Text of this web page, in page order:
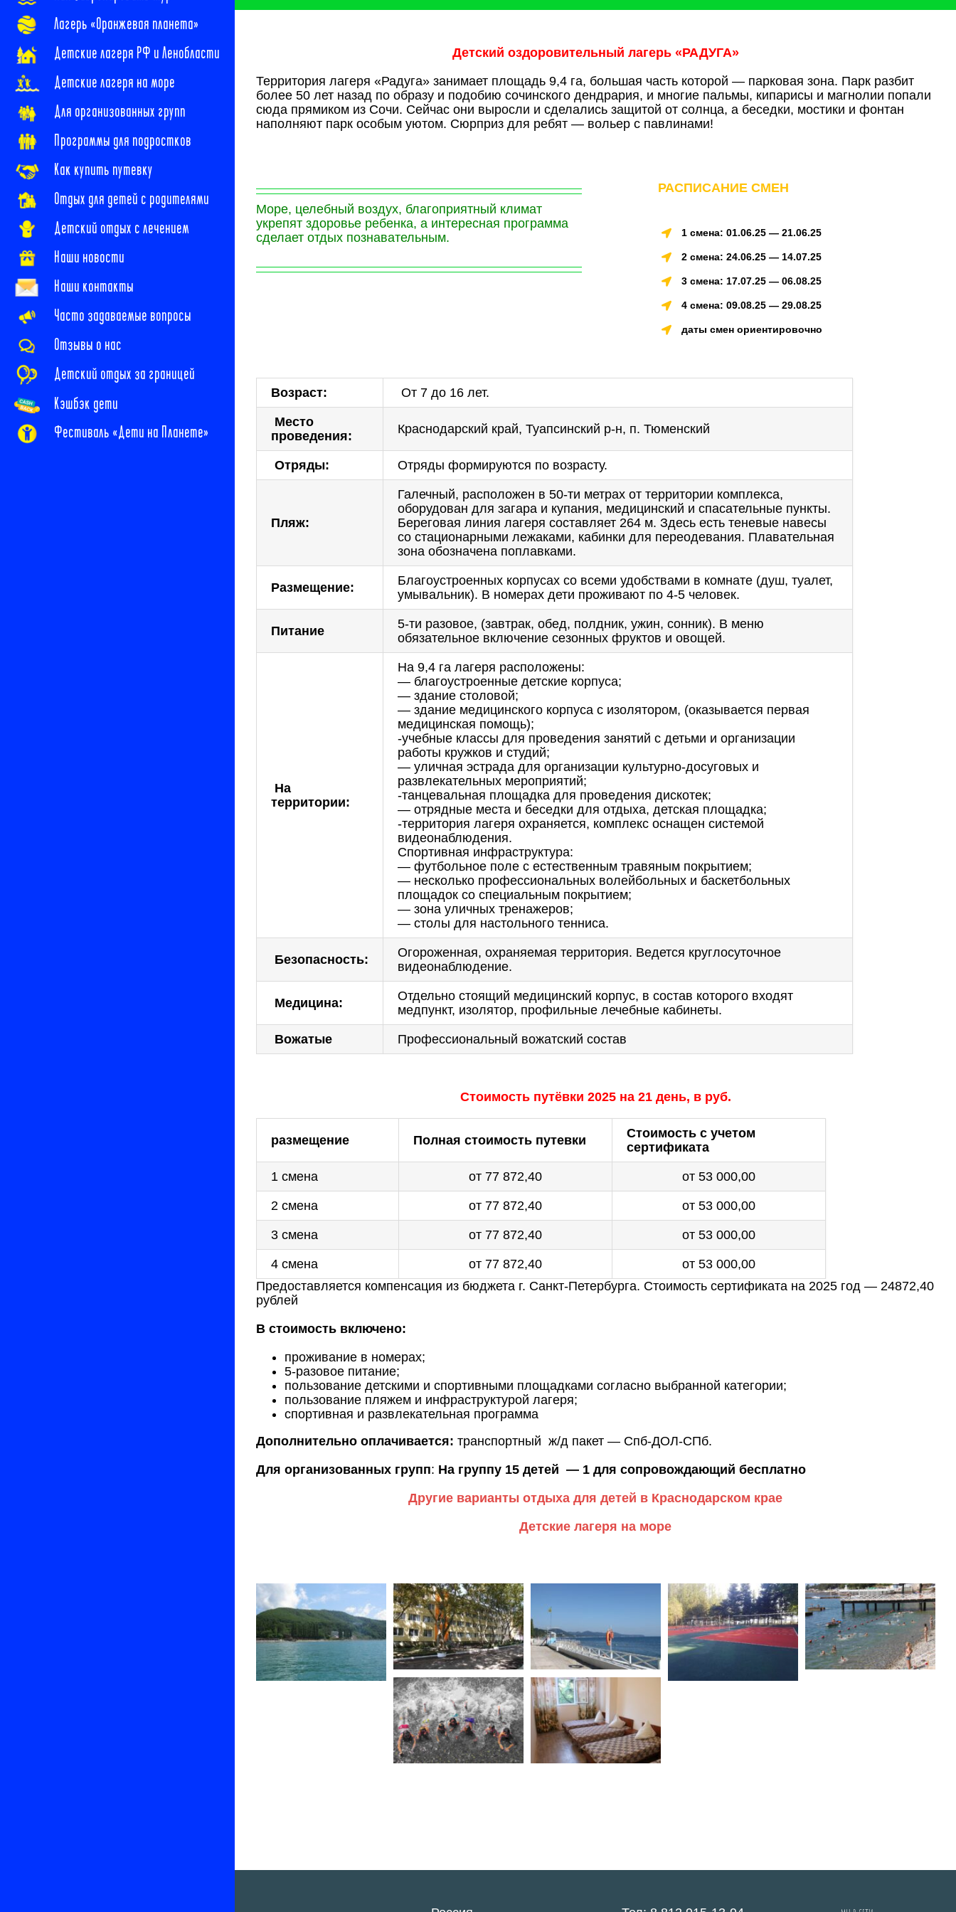
Лагерь «Оранжевая планета»
Детские лагеря РФ и Ленобласти
Детские лагеря на море
Для организованных групп
Программы для подростков
Как купить путевку
Отдых для детей с родителями
Детский отдых с лечением
Наши новости
Наши контакты
Часто задаваемые вопросы
Отзывы о нас
Детский отдых за границей
Кэшбэк дети
Фестиваль «Дети на Планете»
Детский оздоровительный лагерь «РАДУГА»
Территория лагеря «Радуга» занимает площадь 9,4 га, большая часть которой — парковая зона. Парк разбит
более 50 лет назад по образу и подобию сочинского дендрария, и многие пальмы, кипарисы и магнолии попали
сюда прямиком из Сочи. Сейчас они выросли и сделались защитой от солнца, а беседки, мостики и фонтан
наполняют парк особым уютом. Сюрприз для ребят — вольер с павлинами!
Море, целебный воздух, благоприятный климат
укрепят здоровье ребенка, а интересная программа
сделает отдых познавательным.
РАСПИСАНИЕ СМЕН
1 смена: 01.06.25 — 21.06.25
2 смена: 24.06.25 — 14.07.25
3 смена: 17.07.25 — 06.08.25
4 смена: 09.08.25 — 29.08.25
даты смен ориентировочно
Возраст: От 7 до 16 лет.
Место
проведения:
Краснодарский край, Туапсинский р-н, п. Тюменский
Отряды: Отряды формируются по возрасту.
Пляж:
Галечный, расположен в 50-ти метрах от территории комплекса,
оборудован для загара и купания, медицинский и спасательные пункты.
Береговая линия лагеря составляет 264 м. Здесь есть теневые навесы
со стационарными лежаками, кабинки для переодевания. Плавательная
зона обозначена поплавками.
Размещение:
Благоустроенных корпусах со всеми удобствами в комнате (душ, туалет,
умывальник). В номерах дети проживают по 4-5 человек.
Питание
5-ти разовое, (завтрак, обед, полдник, ужин, сонник). В меню
обязательное включение сезонных фруктов и овощей.
На
территории:
На 9,4 га лагеря расположены:
— благоустроенные детские корпуса;
— здание столовой;
— здание медицинского корпуса с изолятором, (оказывается первая
медицинская помощь);
-учебные классы для проведения занятий с детьми и организации
работы кружков и студий;
— уличная эстрада для организации культурно-досуговых и
развлекательных мероприятий;
-танцевальная площадка для проведения дискотек;
— отрядные места и беседки для отдыха, детская площадка;
-территория лагеря охраняется, комплекс оснащен системой
видеонаблюдения.
Спортивная инфраструктура:
— футбольное поле с естественным травяным покрытием;
— несколько профессиональных волейбольных и баскетбольных
площадок со специальным покрытием;
— зона уличных тренажеров;
— столы для настольного тенниса.
Безопасность:
Огороженная, охраняемая территория. Ведется круглосуточное
видеонаблюдение.
Медицина:
Отдельно стоящий медицинский корпус, в состав которого входят
медпункт, изолятор, профильные лечебные кабинеты.
Вожатые Профессиональный вожатский состав
Стоимость путёвки 2025 на 21 день, в руб.
размещение Полная стоимость путевки
Стоимость с учетом
сертификата
1 смена от 77 872,40 от 53 000,00
2 смена от 77 872,40 от 53 000,00
3 смена от 77 872,40 от 53 000,00
4 смена от 77 872,40
от 53 000,00
Предоставляется компенсация из бюджета г. Санкт-Петербурга. Стоимость сертификата на 2025 год — 24872,40
рублей
В стоимость включено:
проживание в номерах;
5-разовое питание;
пользование детскими и спортивными площадками согласно выбранной категории;
пользование пляжем и инфраструктурой лагеря;
спортивная и развлекательная программа
Дополнительно оплачивается: транспортный ж/д пакет — Спб-ДОЛ-СПб.
Для организованных групп: На группу 15 детей — 1 для сопровождающий бесплатно
Другие варианты отдыха для детей в Краснодарском крае
Детские лагеря на море